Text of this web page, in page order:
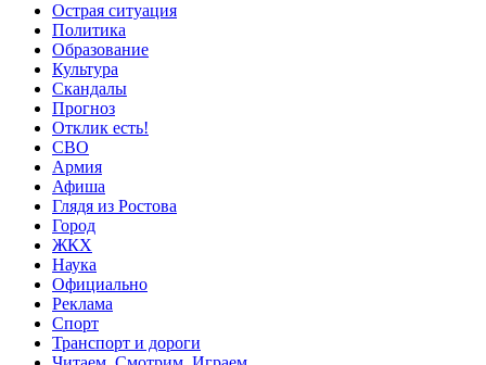
Острая ситуация
Политика
Образование
Культура
Скандалы
Прогноз
Отклик есть!
СВО
Армия
Афиша
Глядя из Ростова
Город
ЖКХ
Наука
Официально
Реклама
Спорт
Транспорт и дороги